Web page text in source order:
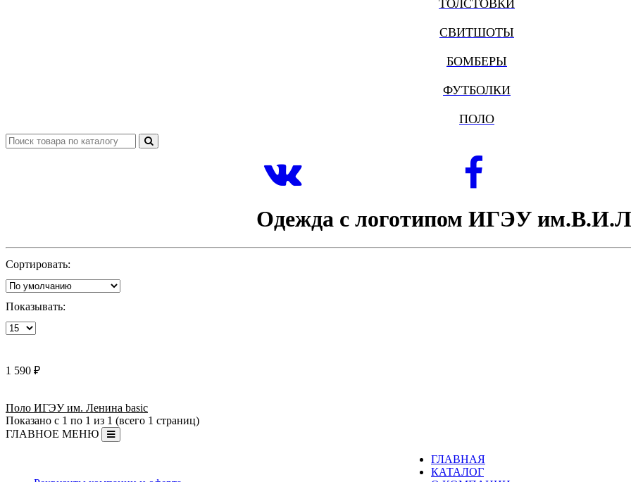
ТОЛСТОВКИ
СВИТШОТЫ
БОМБЕРЫ
ФУТБОЛКИ
ПОЛО
Одежда с логотипом ИГЭУ
Сортировать:
Показывать:
1 590 ₽
Поло ИГЭУ им. Ленина basic
Показано с 1 по 1 из 1 (всего 1 страниц)
ГЛАВНОЕ МЕНЮ
ГЛАВНАЯ
КАТАЛОГ